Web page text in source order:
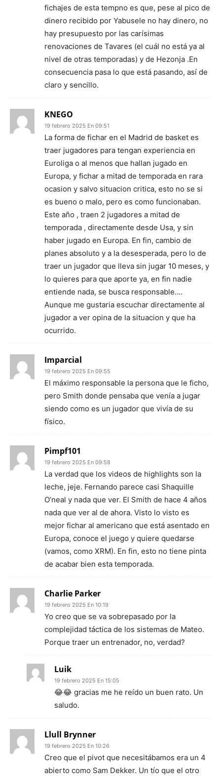
fichajes de esta tempno es que, pese al pico de
dinero recibido por Yabusele no hay dinero, no
hay presupuesto por las carísimas
renovaciones de Tavares (el cuál no está ya al
nivel de otras temporadas) y de Hezonja .En
consecuencia pasa lo que está pasando, así de
claro y sencillo.
KNEGO
19 febrero 2025 En 09:51
La forma de fichar en el Madrid de basket es
traer jugadores para tengan experiencia en
Euroliga o al menos que hallan jugado en
Europa, y fichar a mitad de temporada en rara
ocasion y salvo situacion critica, esto no se si
es bueno o malo, pero es como funcionaban.
Este año , traen 2 jugadores a mitad de
temporada , directamente desde Usa, y sin
haber jugado en Europa. En fin, cambio de
planes absoluto y a la desesperada, pero lo de
traer un jugador que lleva sin jugar 10 meses, y
lo quieres para que aporte ya, en fin nadie
entiende nada, se busca responsable….
Aunque me gustaria escuchar directamente al
jugador a ver opina de la situacion y que ha
ocurrido.
Imparcial
19 febrero 2025 En 09:55
El máximo responsable la persona que le ficho,
pero Smith donde pensaba que venía a jugar
siendo como es un jugador que vivía de su
físico.
Pimpf101
19 febrero 2025 En 09:58
La verdad que los videos de highlights son la
leche, jeje. Fernando parece casi Shaquille
O’neal y nada que ver. El Smith de hace 4 años
nada que ver al de ahora. Visto lo visto es
mejor fichar al americano que está asentado en
Europa, conoce el juego y quiere quedarse
(vamos, como XRM). En fin, esto no tiene pinta
de acabar bien esta temporada.
Charlie Parker
19 febrero 2025 En 10:19
Yo creo que se va sobrepasado por la
complejidad táctica de los sistemas de Mateo.
Porque traer un entrenador, no, verdad?
Luik
19 febrero 2025 En 15:05
😂😂 gracias me he reído un buen rato. Un
saludo.
Llull Brynner
19 febrero 2025 En 10:26
Creo que el pivot que necesitábamos era un 4
abierto como Sam Dekker. Un tío que el otro